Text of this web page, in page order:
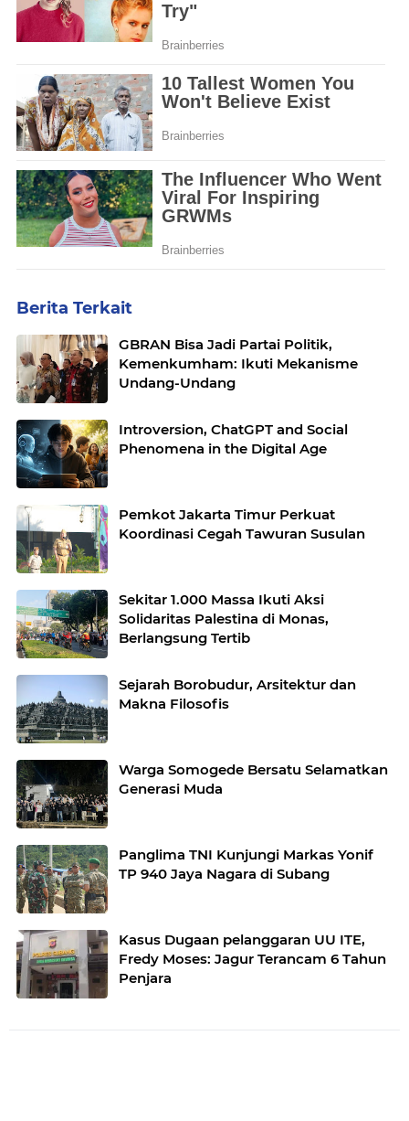
Berita Terkait
GBRAN Bisa Jadi Partai Politik,
Kemenkumham: Ikuti Mekanisme
Undang-Undang
Introversion, ChatGPT and Social
Phenomena in the Digital Age
Pemkot Jakarta Timur Perkuat
Koordinasi Cegah Tawuran Susulan
Sekitar 1.000 Massa Ikuti Aksi
Solidaritas Palestina di Monas,
Berlangsung Tertib
Sejarah Borobudur, Arsitektur dan
Makna Filosofis
Warga Somogede Bersatu Selamatkan
Generasi Muda
Panglima TNI Kunjungi Markas Yonif
TP 940 Jaya Nagara di Subang
Kasus Dugaan pelanggaran UU ITE,
Fredy Moses: Jagur Terancam 6 Tahun
Penjara